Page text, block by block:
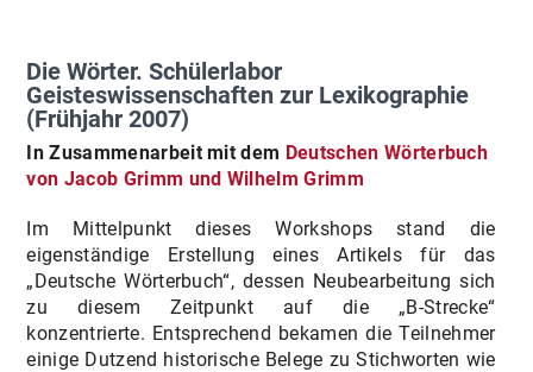
Die Wörter. Schülerlabor
Geisteswissenschaften zur Lexikographie
(Frühjahr 2007)
In Zusammenarbeit mit dem Deutschen Wörterbuch
von Jacob Grimm und Wilhelm Grimm
Im Mittelpunkt dieses Workshops stand die
eigenständige Erstellung eines Artikels für das
„Deutsche Wörterbuch“, dessen Neubearbeitung sich
zu diesem Zeitpunkt auf die „B-Strecke“
konzentrierte. Entsprechend bekamen die Teilnehmer
einige Dutzend historische Belege zu Stichworten wie